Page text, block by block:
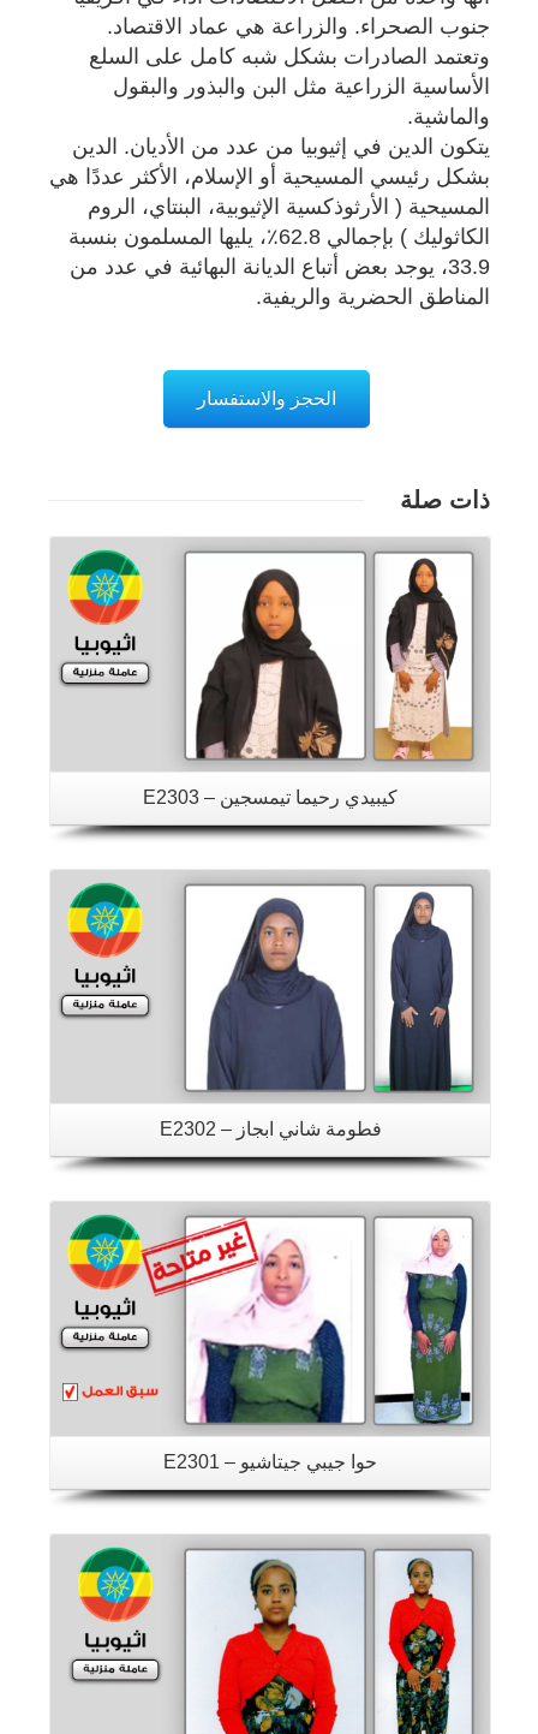
جنوب الصحراء. والزراعة هي عماد الاقتصاد.
وتعتمد الصادرات بشكل شبه كامل على السلع
الأساسية الزراعية مثل البن والبذور والبقول
والماشية.
يتكون الدين في إثيوبيا من عدد من الأديان. الدين
بشكل رئيسي المسيحية أو الإسلام، الأكثر عددًا هي
المسيحية ( الأرثوذكسية الإثيوبية، البنتاي، الروم
الكاثوليك ) بإجمالي 62.8٪، يليها المسلمون بنسبة
33.9، يوجد بعض أتباع الديانة البهائية في عدد من
المناطق الحضرية والريفية.
الحجز والاستفسار
ذات صلة
كيبيدي رحيما تيمسجين – E2303
فطومة شاني ابجاز – E2302
حوا جيبي جيتاشيو – E2301